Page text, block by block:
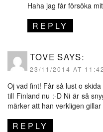
Haha jag får försöka
REPLY
TOVE SAYS:
23/11/2014 AT
Oj vad fint! Får så lust o
till Finland nu :-D Ni är så
märker att han verkligen gillar
REPLY